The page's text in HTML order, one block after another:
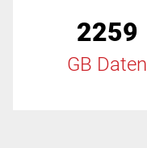
2259
GB Daten